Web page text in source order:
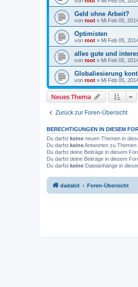
Geld ohne Arbeit?
von root » Mi Feb 05,
Optimisten
von root » Mi Feb 05,
alles gute und
von root » Mi Feb 05,
Globaliesierung
von root » Mi Feb 05,
Neues Thema
Zurück zur Foren-Übersicht
BERECHTIGUNGEN IN DIESEM
Du darfst keine neuen Themen in
Du darfst keineAntworten zu Themen
Du darfst deine Beiträge in diesem
Du darfst deine Beiträge in diesem
Du darfst keine Dateianhänge in
dadabit Foren-Übersicht